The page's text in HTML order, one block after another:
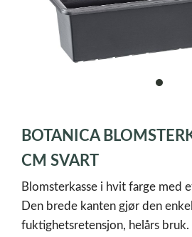
item
of
1
BOTANICA
CM SVART
Blomsterkasse i hvit farge med
Den brede kanten gjør den
fuktighetsretensjon, helårs bruk.